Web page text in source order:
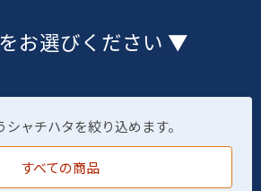
お選びください ▼
シャチハタを絞り込めます。
すべての商品